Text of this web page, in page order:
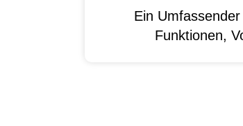
Ein
Funktionen,